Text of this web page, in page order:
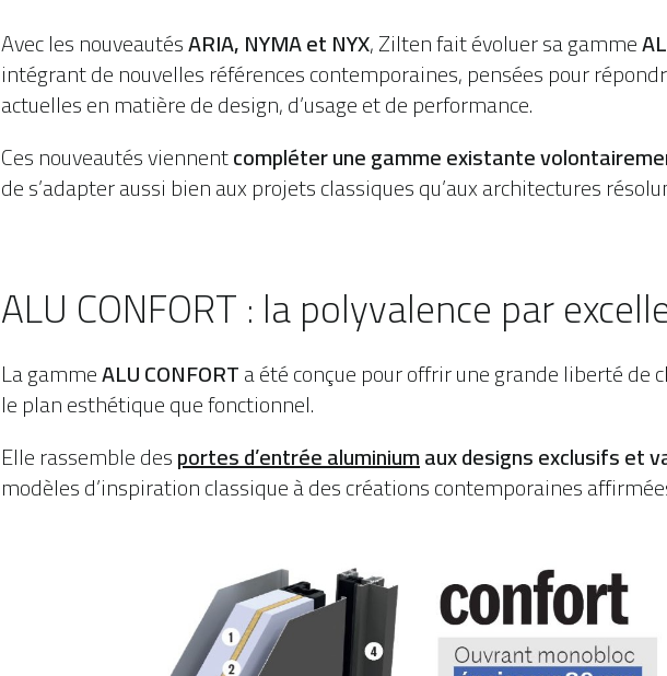
Avec les nouveautésARIA, NYMA et NYX, Zilten fait évoluer sa gamme
intégrant de nouvelles références contemporaines, pensées pour
actuelles en matière de design, d’usage et de performance.
Ces nouveautés viennentcompléter une gamme existante
de s’adapter aussi bien aux projets classiques qu’aux architectures
ALU CONFORT : la polyvalence par
La gammeALU CONFORTa été conçue pour offrir une grande liberté de
le plan esthétique que fonctionnel.
Elle rassemble desportes d’entrée aluminiumaux designs exclusifs et
modèles d’inspiration classique à des créations contemporaines